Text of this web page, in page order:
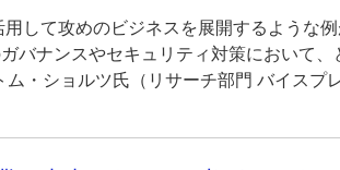
して攻めのビジネスを展開するような
バナンスやセキュリティ対策において
ム・ショルツ氏（リサーチ部門 バイスプ